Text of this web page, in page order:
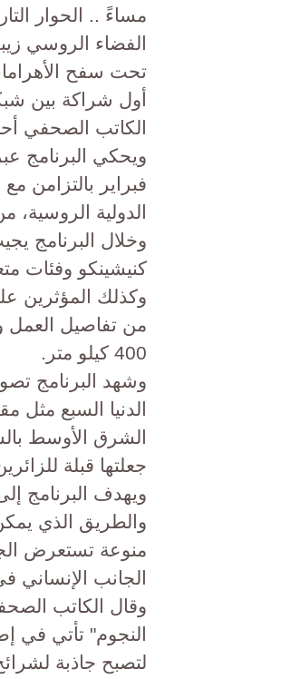
مساءً .. الحوار
الفضاء الروسي
تحت سفح
أول شراكة بين
الكاتب الصحفي
فبراير بالتزامن
الدولية
وخلال البرنامج
كنيشينكو وفئات
وكذلك المؤثرين
من تفاصيل العمل
400 كيلو متر.
وشهد البرنامج
الدنيا السبع
الشرق الأوسط
جعلتها قبلة
ويهدف البرنامج
والطريق الذي
منوعة تستعرض
الجانب الإنساني
وقال الكاتب
النجوم" تأتي في
لتصبح جاذبة